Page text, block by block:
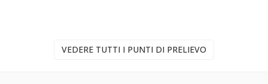
VEDERE TUTTI I PUNTI DI PRELIEVO